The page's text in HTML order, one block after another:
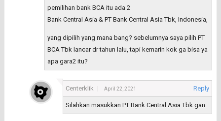
pemilihan bank BCA itu ada 2
Bank Central Asia & PT Bank Central Asia Tbk, Indonesia,
yang dipilih yang mana bang? sebelumnya saya pilih PT
BCA Tbk lancar dr tahun lalu, tapi kemarin kok ga bisa ya
apa gara2 itu?
Centerklik April 22, 2021 Reply
Silahkan masukkan PT Bank Central Asia Tbk gan.